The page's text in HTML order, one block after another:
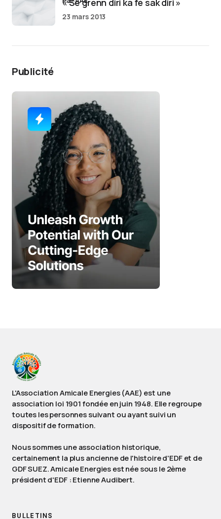
« Sé grenn diri ka fé sak diri »
23 mars 2013
Publicité
L'Association Amicale Energies (AAE) est une
association loi 1901 fondée en juin 1948. Elle regroupe
toutes les personnes suivant ou ayant suivi un
dispositif de formation.
Nous sommes une association historique,
certainement la plus ancienne de l'histoire d'EDF et de
GDF SUEZ. Amicale Energies est née sous le 2ème
président d'EDF : Etienne Audibert.
BULLETINS